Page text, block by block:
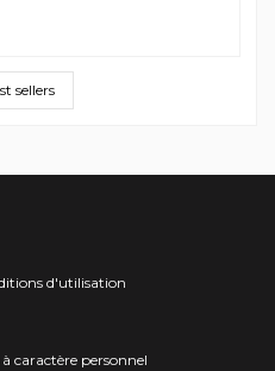
sellers
d'utilisation
caractère personnel